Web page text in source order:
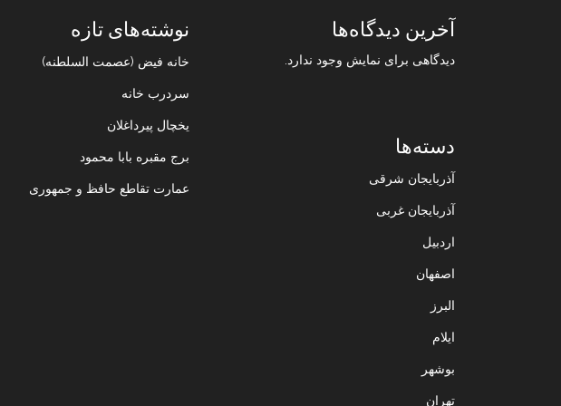
نوشته‌های تازه
خانه فیض (عصمت السلطنه)
سردرب خانه
یخچال پیرداغلان
برج مقبره بابا محمود
عمارت تقاطع حافظ و جمهوری
آخرین دیدگاه‌ها
دیدگاهی برای نمایش وجود ندارد.
دسته‌ها
آذربایجان شرقی
آذربایجان غربی
اردبیل
اصفهان
البرز
ایلام
بوشهر
تهران